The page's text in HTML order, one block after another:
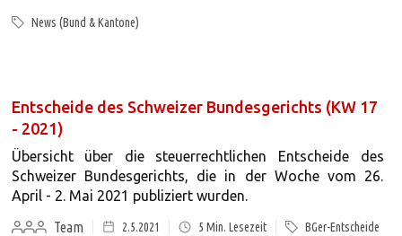
News (Bund & Kantone)
Entscheide des Schweizer Bundesgerichts (KW 17
- 2021)
Übersicht über die steuerrechtlichen Entscheide des
Schweizer Bundesgerichts, die in der Woche vom 26.
April - 2. Mai 2021 publiziert wurden.
Team
2.5.2021 5 Min. Lesezeit BGer-Entscheide